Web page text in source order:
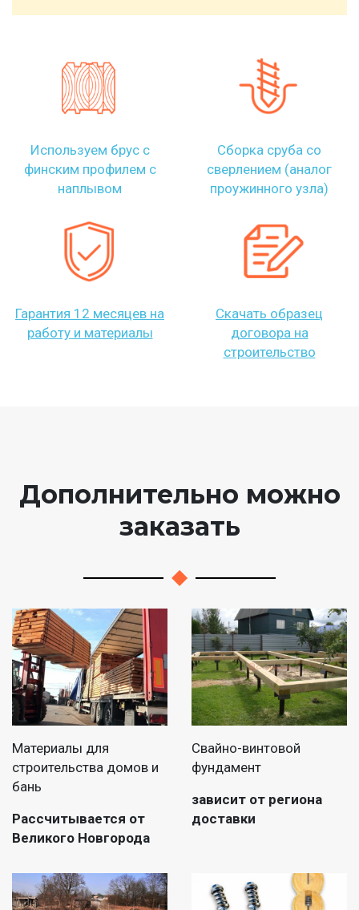
Используем брус с
финским профилем с
наплывом
Сборка сруба со
сверлением (аналог
проужинного узла)
Гарантия 12 месяцев на
работу и материалы
Скачать образец
договора на
строительство
Дополнительно можно
заказать
Материалы для
строительства домов и
бань
Рассчитывается от
Великого Новгорода
Свайно-винтовой
фундамент
зависит от региона
доставки